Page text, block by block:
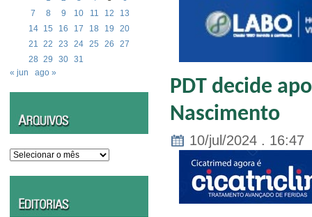
7
8 9 10 11 12
13
14
15 16 17 18 19
20
21 22 23 24 25 26
27
28 29 30 31
« jun
ago »
Arquivos
PDT decide
Nascimento
10/jul/2024 . 16:47